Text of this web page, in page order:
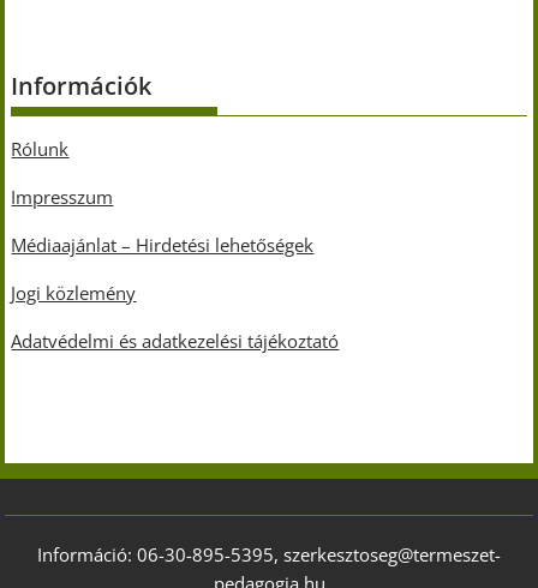
Információk
Rólunk
Impresszum
Médiaajánlat – Hirdetési lehetőségek
Jogi közlemény
Adatvédelmi és adatkezelési tájékoztató
Információ: 06-30-895-5395, szerkesztoseg@termeszet-
pedagogia.hu